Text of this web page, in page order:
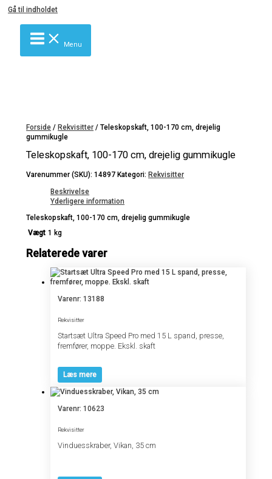
Gå til indholdet
Menu
Forside / Rekvisitter / Teleskopskaft, 100-170 cm, drejelig
gummikugle
Teleskopskaft, 100-170 cm, drejelig gummikugle
Varenummer (SKU):14897 Kategori:Rekvisitter
Beskrivelse
Yderligere information
Teleskopskaft, 100-170 cm, drejelig gummikugle
Vægt 1 kg
Relaterede varer
Varenr: 13188
Rekvisitter
Startsæt Ultra Speed Pro med 15 L spand, presse,
fremfører, moppe. Ekskl. skaft
Læs mere
Varenr: 10623
Rekvisitter
Vinduesskraber, Vikan, 35 cm